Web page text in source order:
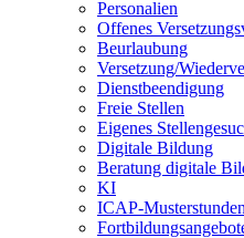
Personalien
Offenes
Beurlaubung
Versetzung/
Dienstbeendigung
Freie Stellen
Eigenes
Digitale Bildung
Beratung digitale
KI
ICAP-Musterstunden